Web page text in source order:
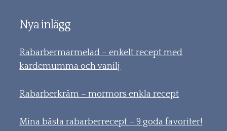
Nya inlägg
Rabarbermarmelad – enkelt recept med
kardemumma och vanilj
Rabarberkräm – mormors enkla recept
Mina bästa rabarberrecept – 9 goda favoriter!